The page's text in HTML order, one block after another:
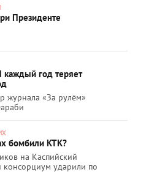
Президенте
каждый год теряет
журнала «За рулём»
бомбили КТК?
на Каспийский
ударили по